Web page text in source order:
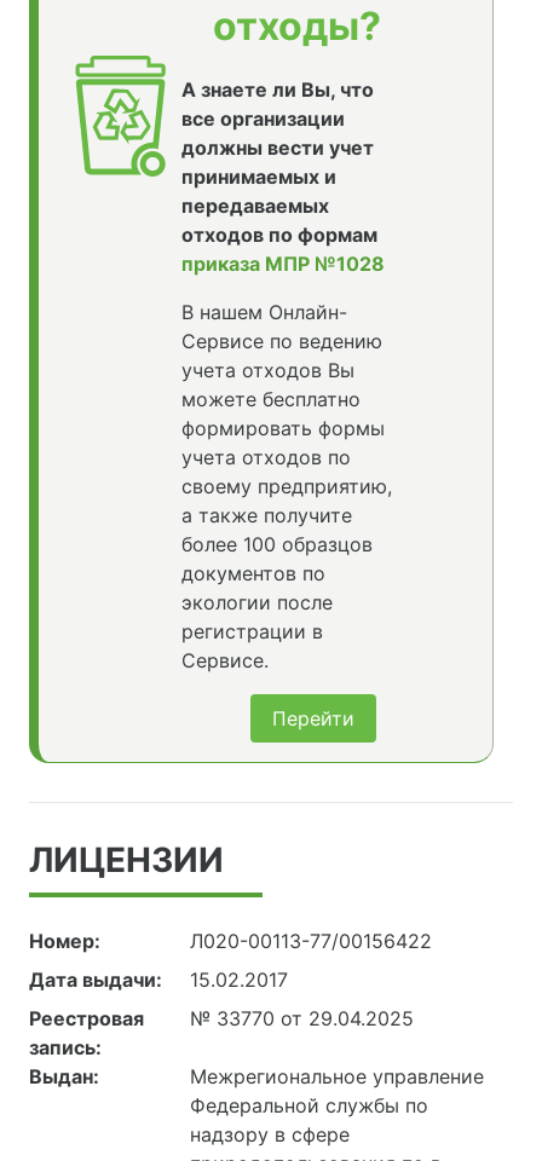
отходы?
А знаете ли Вы, что
все организации
должны вести учет
принимаемых и
передаваемых
отходов по формам
приказа МПР №1028
В нашем Онлайн-
Сервисе по ведению
учета отходов Вы
можете бесплатно
формировать формы
учета отходов по
своему предприятию,
а также получите
более 100 образцов
документов по
экологии после
регистрации в
Сервисе.
Перейти
ЛИЦЕНЗИИ
Номер:
Л020-00113-77/00156422
Дата выдачи:
15.02.2017
Реестровая
запись:
№ 33770 от 29.04.2025
Выдан:
Межрегиональное управление
Федеральной службы по
надзору в сфере